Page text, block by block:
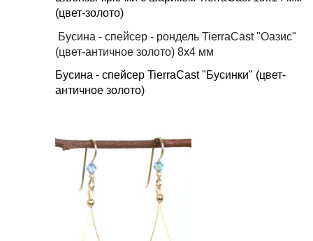
(цвет-золото)
Бусина - спейсер - рондель TierraCast "Оазис"
(цвет-античное золото) 8х4 мм
Бусина - спейсер TierraCast "Бусинки" (цвет-
античное золото)